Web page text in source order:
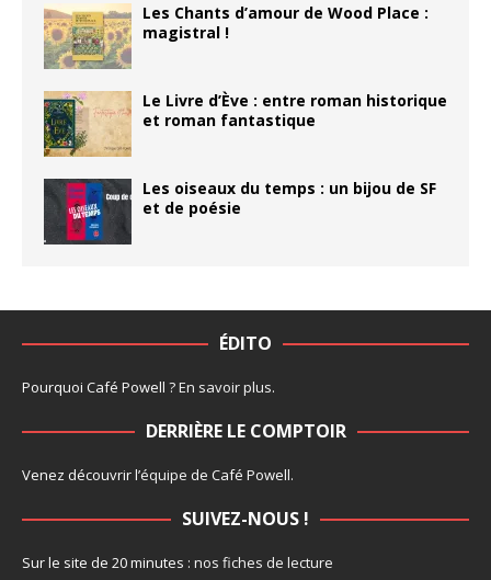
Les Chants d’amour de Wood Place :
magistral !
Le Livre d’Ève : entre roman historique
et roman fantastique
Les oiseaux du temps : un bijou de SF
et de poésie
ÉDITO
Pourquoi Café Powell ?En savoir plus.
DERRIÈRE LE COMPTOIR
Venez découvrir l’équipe de Café Powell.
SUIVEZ-NOUS !
Sur le site de 20 minutes : nos fiches de lecture